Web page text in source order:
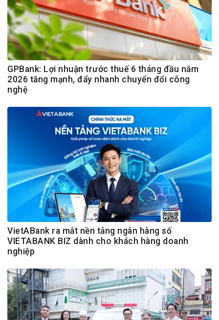
GPBank: Lợi nhuận trước thuế 6 tháng đầu năm
2026 tăng mạnh, đẩy nhanh chuyển đổi công
nghệ
VietABank ra mắt nền tảng ngân hàng số
VIETABANK BIZ dành cho khách hàng doanh
nghiệp